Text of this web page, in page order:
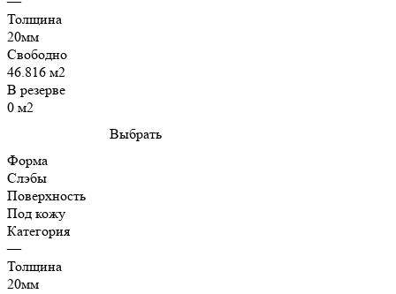
Толщина
20мм
Свободно
46.816 м2
В резерве
0 м2
Выбрать
Форма
Слэбы
Поверхность
Под кожу
Категория
—
Толщина
20мм